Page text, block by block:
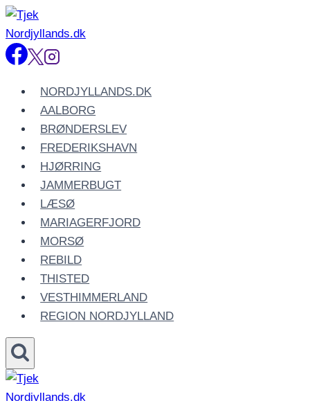
Fortsæt
til
indhold
NORDJYLLANDS.DK
AALBORG
BRØNDERSLEV
FREDERIKSHAVN
HJØRRING
JAMMERBUGT
LÆSØ
MARIAGERFJORD
MORSØ
REBILD
THISTED
VESTHIMMERLAND
REGION NORDJYLLAND